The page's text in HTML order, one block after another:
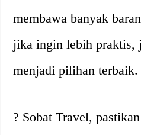
membawa banyak
jika ingin lebih praktis,
menjadi pilihan terbaik.
? Sobat Travel,